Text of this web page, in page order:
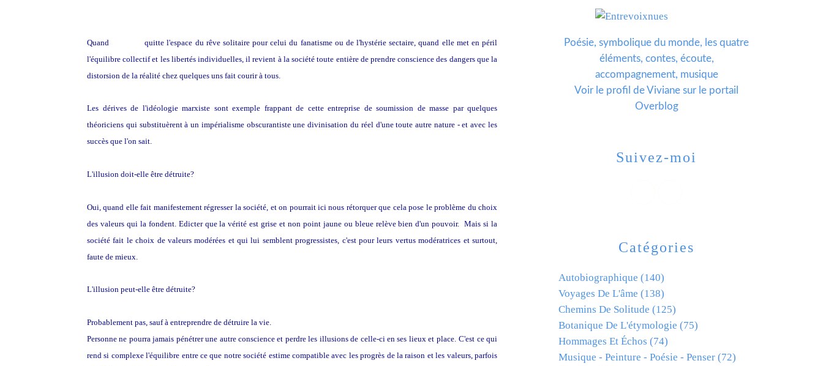
Quand
quitte l'espace du rêve solitaire pour celui du fanatisme ou de l'hystérie sectaire, quand elle met en péril
l'équilibre collectif et les libertés individuelles, il revient à la société toute entière de prendre conscience des dangers que la
distorsion de la réalité chez quelques uns fait courir à tous.
Les dérives de l'idéologie marxiste sont exemple frappant de cette entreprise de soumission de masse par quelques
théoriciens qui substituèrent à un impérialisme obscurantiste une divinisation du réel d'une toute autre nature - et avec les
succès que l'on sait.
L'illusion doit-elle être détruite?
Oui, quand elle fait manifestement régresser la société, et on pourrait ici nous rétorquer que cela pose le problème du choix
des valeurs qui la fondent. Edicter que la vérité est grise et non point jaune ou bleue relève bien d'un pouvoir. Mais si la
société fait le choix de valeurs modérées et qui lui semblent progressistes, c'est pour leurs vertus modératrices et surtout,
faute de mieux.
L'illusion peut-elle être détruite?
Probablement pas, sauf à entreprendre de détruire la vie.
Personne ne pourra jamais pénétrer une autre conscience et perdre les illusions de celle-ci en ses lieux et place. C'est ce qui
rend si complexe l'équilibre entre ce que notre société estime compatible avec les progrès de la raison et les valeurs, parfois
Catégories
Autobiographique (140)
Voyages De L'âme (138)
Chemins De Solitude (125)
Botanique De L'étymologie (75)
Hommages Et Échos (74)
Musique - Peinture - Poésie - Penser (72)
Poésie, symbolique du monde, les quatre
éléments, contes, écoute,
accompagnement, musique
Voir le profil deViviane sur le portail
Overblog
Suivez-moi